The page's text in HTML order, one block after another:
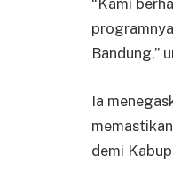
“Kami
Bandung,”
Ia
demi